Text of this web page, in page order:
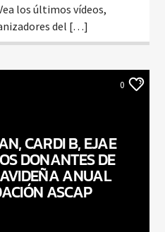
los últimos vídeos,
del […]
0
CARDI B, EJAE
DONANTES DE
ANUAL
ASCAP